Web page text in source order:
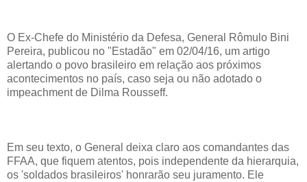
O Ex-Chefe do Ministério da Defesa, General Rômulo Bini
Pereira, publicou no "Estadão" em 02/04/16, um artigo
alertando o povo brasileiro em relação aos próximos
acontecimentos no país, caso seja ou não adotado o
impeachment de Dilma Rousseff.
Em seu texto, o General deixa claro aos comandantes das
FFAA, que fiquem atentos, pois independente da hierarquia,
os 'soldados brasileiros' honrarão seu juramento. Ele